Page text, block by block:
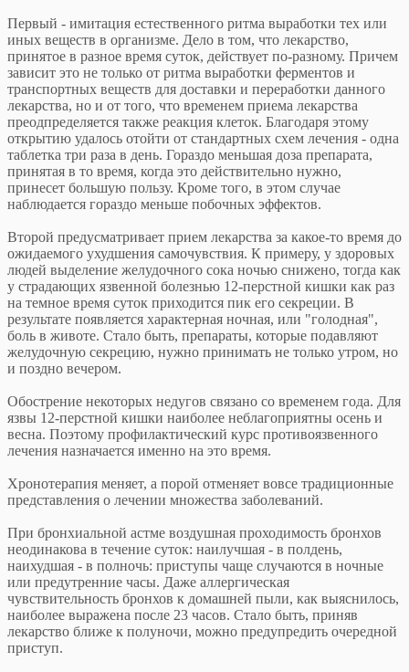
Первый - имитация естественного ритма выработки тех или
иных веществ в организме. Дело в том, что лекарство,
принятое в разное время суток, действует по-разному. Причем
зависит это не только от ритма выработки ферментов и
транспортных веществ для доставки и переработки данного
лекарства, но и от того, что временем приема лекарства
преодпределяется также реакция клеток. Благодаря этому
открытию удалось отойти от стандартных схем лечения - одна
таблетка три раза в день. Гораздо меньшая доза препарата,
принятая в то время, когда это действительно нужно,
принесет большую пользу. Кроме того, в этом случае
наблюдается гораздо меньше побочных эффектов.
Второй предусматривает прием лекарства за какое-то время до
ожидаемого ухудшения самочувствия. К примеру, у здоровых
людей выделение желудочного сока ночью снижено, тогда как
у страдающих язвенной болезнью 12-перстной кишки как раз
на темное время суток приходится пик его секреции. В
результате появляется характерная ночная, или "голодная",
боль в животе. Стало быть, препараты, которые подавляют
желудочную секрецию, нужно принимать не только утром, но
и поздно вечером.
Обострение некоторых недугов связано со временем года. Для
язвы 12-перстной кишки наиболее неблагоприятны осень и
весна. Поэтому профилактический курс противоязвенного
лечения назначается именно на это время.
Хронотерапия меняет, а порой отменяет вовсе традиционные
представления о лечении множества заболеваний.
При бронхиальной астме воздушная проходимость бронхов
неодинакова в течение суток: наилучшая - в полдень,
наихудшая - в полночь: приступы чаще случаются в ночные
или предутренние часы. Даже аллергическая
чувствительность бронхов к домашней пыли, как выяснилось,
наиболее выражена после 23 часов. Стало быть, приняв
лекарство ближе к полуночи, можно предупредить очередной
приступ.